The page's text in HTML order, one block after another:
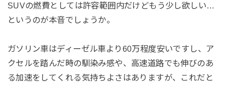
SUVの燃費としては許容範囲内だけどもう少し欲しい…
というのが本音でしょうか。
ガソリン車はディーゼル車より60万程度安いですし、ア
クセルを踏んだ時の馴染み感や、高速道路でも伸びのあ
る加速をしてくれる気持ちよさはありますが、これだと